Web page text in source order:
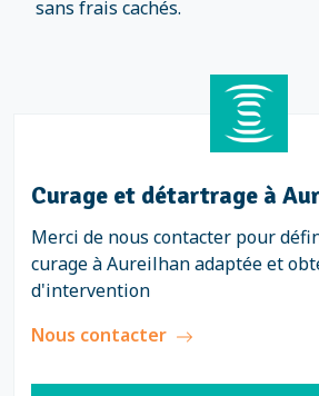
sans frais cachés.
Curage et détartrage à
Merci de nous contacter pour
curage à Aureilhan adaptée et
d'intervention
Nous contacter